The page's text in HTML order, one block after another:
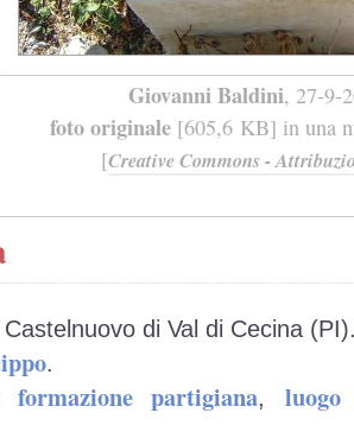
Giovanni Baldini, 27-9-
foto originale [605,6 KB] in una
[Creative Commons -
di Val di Cecina
.
formazione partigiana,luogo